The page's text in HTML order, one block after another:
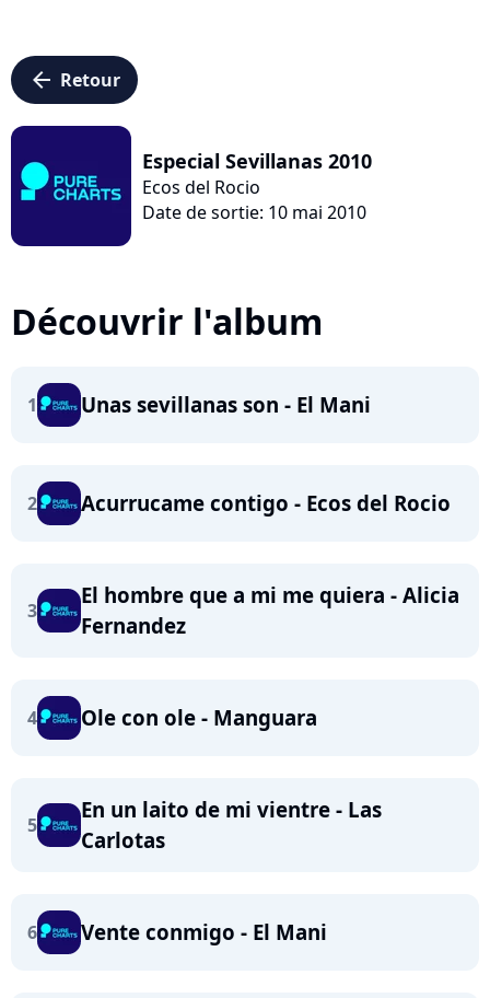
arrow_left Retour
Especial Sevillanas 2010
Ecos del Rocio
Date de sortie: 10 mai 2010
Découvrir l'album
1 Unas sevillanas son - El Mani
2 Acurrucame contigo - Ecos del Rocio
3
El hombre que a mi me quiera - Alicia
Fernandez
4 Ole con ole - Manguara
5
En un laito de mi vientre - Las
Carlotas
6 Vente conmigo - El Mani